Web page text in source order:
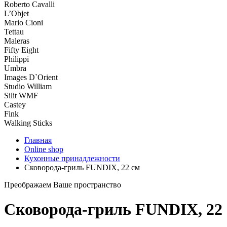
Roberto Cavalli
L’Objet
Mario Cioni
Tettau
Maleras
Fifty Eight
Philippi
Umbra
Images D`Orient
Studio William
Silit WMF
Castey
Fink
Walking Sticks
Главная
Online shop
Кухонные принадлежности
Сковорода-гриль FUNDIX, 22 см
Преображаем Ваше пространство
Сковорода-гриль FUNDIX, 22